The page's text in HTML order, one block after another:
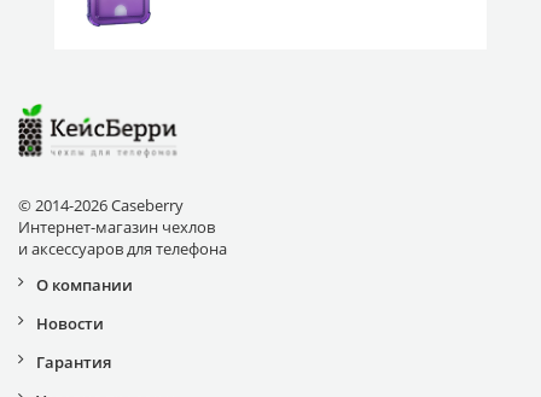
© 2014-2026 Caseberry
Интернет-магазин чехлов
и аксессуаров для телефона
О компании
Новости
Гарантия